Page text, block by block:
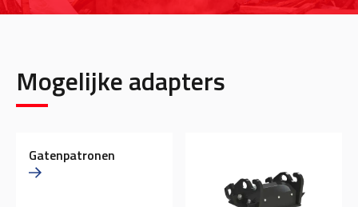
Mogelijke adapters
Gatenpatronen